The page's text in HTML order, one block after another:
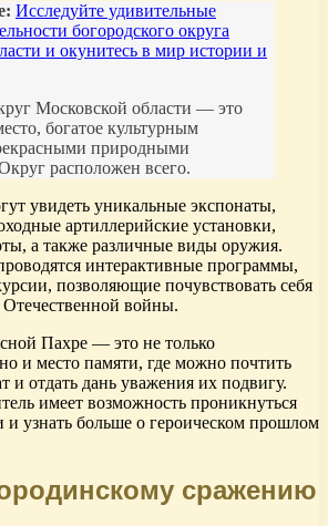
Исследуйте удивительные
богородского округа
и окунитесь в мир истории и
Московской области — это
богатое культурным
природными
расположен всего.
увидеть уникальные экспонаты,
артиллерийские установки,
а также различные виды оружия.
интерактивные программы,
позволяющие почувствовать себя
войны.
Пахре — это не только
и место памяти, где можно почтить
и отдать дань уважения их подвигу.
имеет возможность проникнуться
и узнать больше о героическом прошлом
сражению